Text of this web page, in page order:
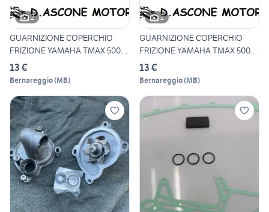
2
GUARNIZIONE COPERCHIO
FRIZIONE YAMAHA TMAX 500
200
13 €
Bernareggio(MB)
2
GUARNIZIONE COPERCHIO
FRIZIONE YAMAHA TMAX 500
200
13 €
Bernareggio(MB)